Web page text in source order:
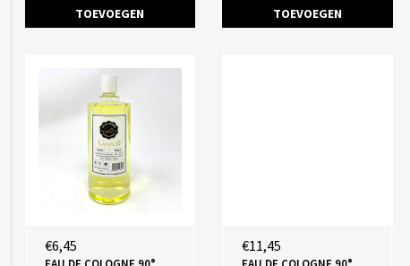
TOEVOEGEN
TOEVOEGEN
€6,45 €11,45